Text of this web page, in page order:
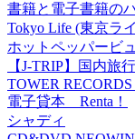
書籍と電子書籍の
Tokyo Life (東京ラ
ホットペッパービ
【J-TRIP】国内旅
TOWER
電子貸本 Renta！
シャディ